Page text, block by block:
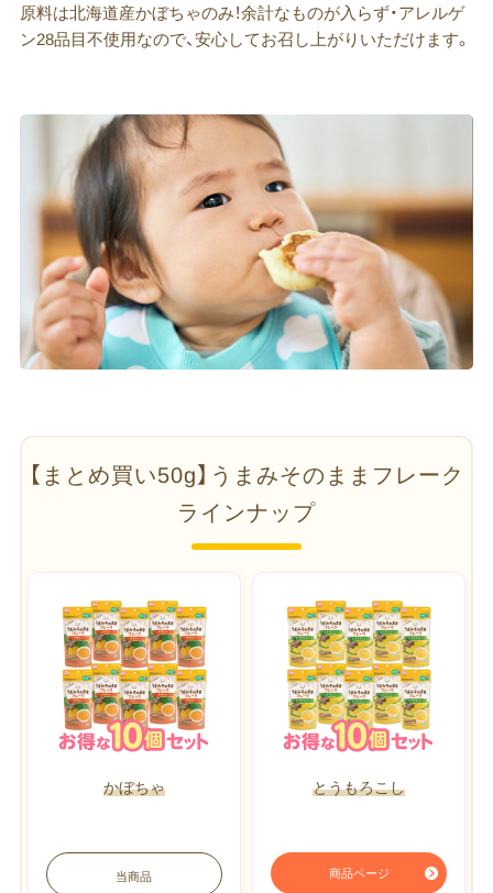
原料は北海道産かぼちゃのみ！余計なものが入らず・アレルゲ
ン28品目不使用なので、安心してお召し上がりいただけます。
【まとめ買い50g】​うまみ​そのまま​フレーク
ラインナップ
か​​ぼちゃ
当商品
とうもろこし
商品ページ